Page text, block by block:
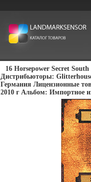
16 Horsepower Secret
Дистрибьюторы:
Германия Лицензионные
2010 г Альбом: Импортное